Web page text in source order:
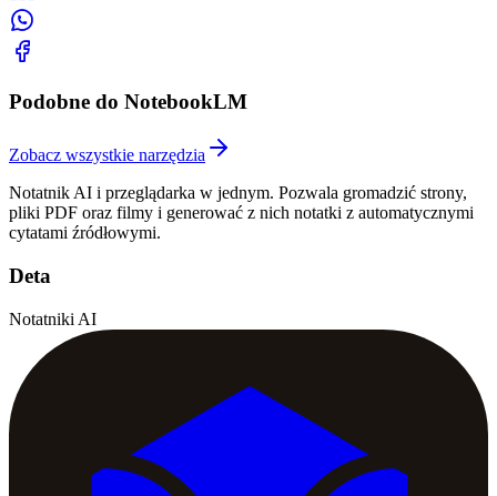
Podobne do NotebookLM
Zobacz wszystkie narzędzia
Notatnik AI i przeglądarka w jednym. Pozwala gromadzić strony,
pliki PDF oraz filmy i generować z nich notatki z automatycznymi
cytatami źródłowymi.
Deta
Notatniki AI